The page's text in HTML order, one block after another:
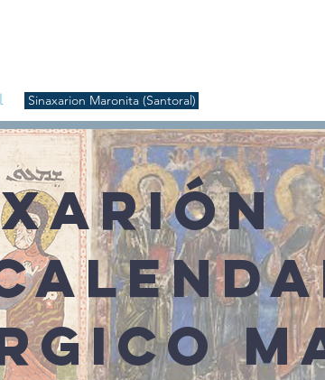
Sinaxarion Maronita (Santoral)